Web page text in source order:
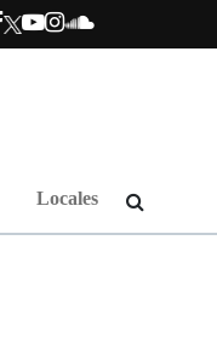
Locales